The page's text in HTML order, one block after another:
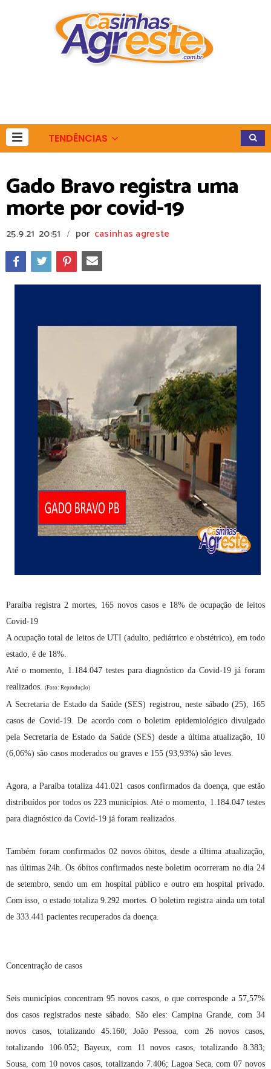
TENDÊNCIAS
Gado Bravo registra uma
morte por covid-19
25.9.21 20:51 / por casinhas agreste
Paraíba registra 2 mortes, 165 novos casos e 18% de ocupação de leitos
Covid-19
A ocupação total de leitos de UTI (adulto, pediátrico e obstétrico), em todo
estado, é de 18%.
Até o momento, 1.184.047 testes para diagnóstico da Covid-19 já foram
realizados. (Foto: Reprodução)
A Secretaria de Estado da Saúde (SES) registrou, neste sábado (25), 165
casos de Covid-19. De acordo com o boletim epidemiológico divulgado
pela Secretaria de Estado da Saúde (SES) desde a última atualização, 10
(6,06%) são casos moderados ou graves e 155 (93,93%) são leves.
Agora, a Paraíba totaliza 441.021 casos confirmados da doença, que estão
distribuídos por todos os 223 municípios. Até o momento, 1.184.047 testes
para diagnóstico da Covid-19 já foram realizados.
Também foram confirmados 02 novos óbitos, desde a última atualização,
nas últimas 24h. Os óbitos confirmados neste boletim ocorreram no dia 24
de setembro, sendo um em hospital público e outro em hospital privado.
Com isso, o estado totaliza 9.292 mortes. O boletim registra ainda um total
de 333.441 pacientes recuperados da doença.
Concentração de casos
Seis municípios concentram 95 novos casos, o que corresponde a 57,57%
dos casos registrados neste sábado. São eles: Campina Grande, com 34
novos casos, totalizando 45.160; João Pessoa, com 26 novos casos,
totalizando 106.052; Bayeux, com 11 novos casos, totalizando 8.383;
Sousa, com 10 novos casos, totalizando 7.406; Lagoa Seca, com 07 novos